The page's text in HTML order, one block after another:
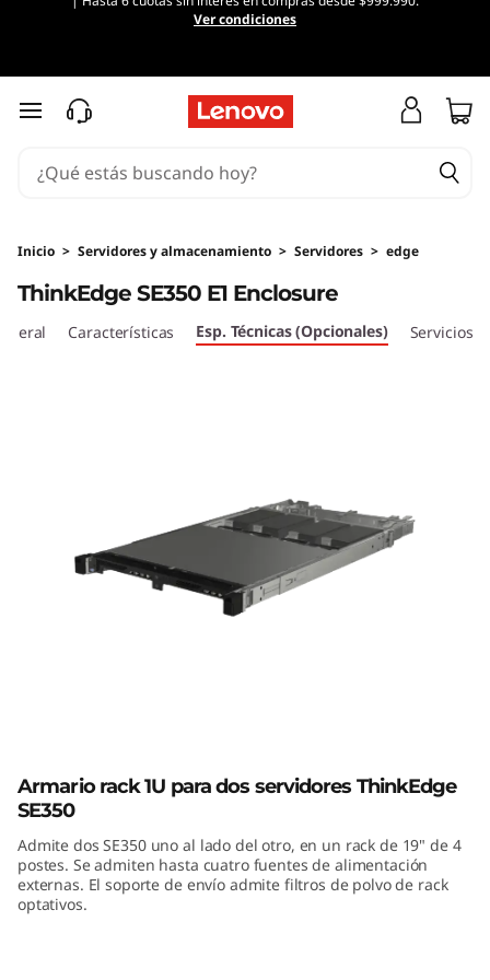
h
E
g
E
n
Ver condiciones
Ir al contenido principal
Inicio > Servidores y almacenamiento > Servidores > edge
ThinkEdge SE350 E1 Enclosure
Características Esp. Técnicas (Opcionales) Servicios
Armario rack 1U para dos servidores ThinkEdge
SE350
Admite dos SE350 uno al lado del otro, en un rack de 19" de 4
postes. Se admiten hasta cuatro fuentes de alimentación
externas. El soporte de envío admite filtros de polvo de rack
optativos.